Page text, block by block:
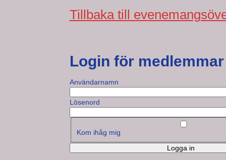
Tillbaka till
Login för medlemmar
Användarnamn
Lösenord
Kom ihåg mig
Logga in